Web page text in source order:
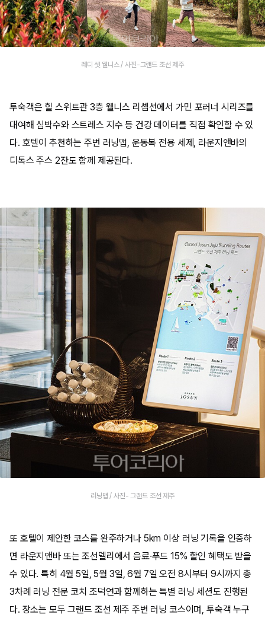
레디 셋 웰니스 / 사진-그랜드 조선 제주
투숙객은 힐 스위트관 3층 웰니스 리셉션에서 가민 포러너 시리즈를
대여해 심박수와 스트레스 지수 등 건강 데이터를 직접 확인할 수 있
다. 호텔이 추천하는 주변 러닝맵, 운동복 전용 세제, 라운지앤바의
디톡스 주스 2잔도 함께 제공된다.
러닝맵 / 사진- 그랜드 조선 제주
또 호텔이 제안한 코스를 완주하거나 5km 이상 러닝 기록을 인증하
면 라운지앤바 또는 조선델리에서 음료·푸드 15% 할인 혜택도 받을
수 있다. 특히 4월 5일, 5월 3일, 6월 7일 오전 8시부터 9시까지 총
3차례 러닝 전문 코치 조덕연과 함께하는 특별 러닝 세션도 진행된
다. 장소는 모두 그랜드 조선 제주 주변 러닝 코스이며, 투숙객 누구